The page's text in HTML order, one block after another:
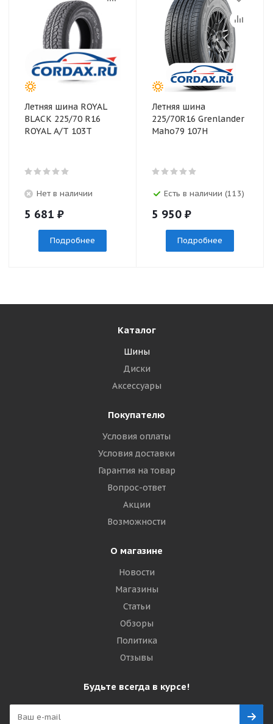
Летняя шина ROYAL
BLACK 225/70 R16
ROYAL A/T 103T
Нет в наличии
5 681 ₽
Подробнее
Летняя шина
225/70R16 Grenlander
Maho79 107H
Есть в наличии (113)
5 950 ₽
Подробнее
Каталог
Шины
Диски
Аксессуары
Покупателю
Условия оплаты
Условия доставки
Гарантия на товар
Вопрос-ответ
Акции
Возможности
О магазине
Новости
Магазины
Статьи
Обзоры
Политика
Отзывы
Будьте всегда в курсе!